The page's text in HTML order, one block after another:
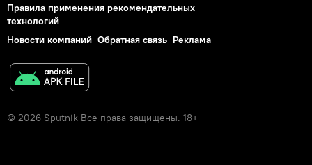
Правила применения рекомендательных
технологий
Новости компаний Обратная связь Реклама
© 2026 Sputnik Все права защищены. 18+